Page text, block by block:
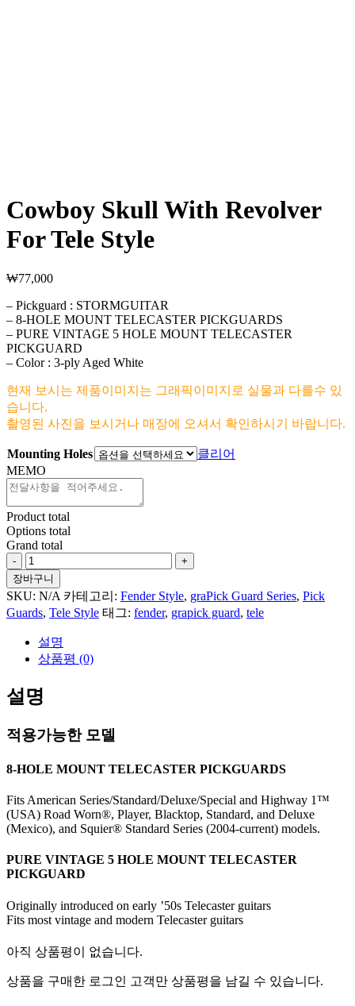
Cowboy Skull With Revolver
For Tele Style
₩77,000
– Pickguard : STORMGUITAR
– 8-HOLE MOUNT TELECASTER PICKGUARDS
– PURE VINTAGE 5 HOLE MOUNT TELECASTER
PICKGUARD
– Color : 3-ply Aged White
현재 보시는 제품이미지는 그래픽이미지로 실물과 다를수 있
습니다.
촬영된 사진을 보시거나 매장에 오셔서 확인하시기 바랍니다.
Mounting Holes
클리어
MEMO
Product total
Options total
Grand total
Cowboy
Skull
With
Revolver
For
Style
수
장바구니
SKU: N/A 카테고리: Fender Style, graPick Guard Series, Pick
Guards, Tele Style 태그: fender, grapick guard, tele
설명
상품평 (0)
설명
적용가능한 모델
8-HOLE MOUNT TELECASTER PICKGUARDS
Fits American Series/Standard/Deluxe/Special and Highway 1™
(USA) Road Worn®, Player, Blacktop, Standard, and Deluxe
(Mexico), and Squier® Standard Series (2004-current) models.
PURE VINTAGE 5 HOLE MOUNT TELECASTER
PICKGUARD
Originally introduced on early ’50s Telecaster guitars
Fits most vintage and modern Telecaster guitars
아직 상품평이 없습니다.
상품을 구매한 로그인 고객만 상품평을 남길 수 있습니다.